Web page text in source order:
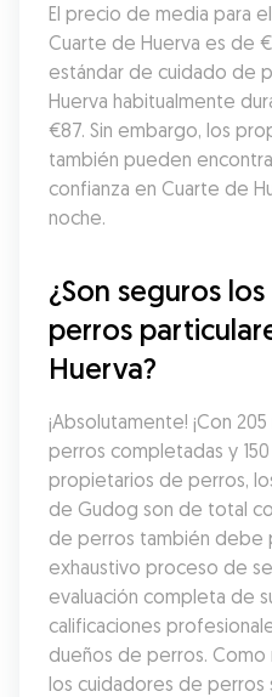
El precio de media para
Cuarte de Huerva es de
estándar de cuidado de
Huerva habitualmente
€87. Sin embargo, los
también pueden
confianza en Cuarte de
noche.
¿Son seguros
perros
Huerva?
¡Absolutamente! ¡Con
perros completadas y
propietarios de perros,
de Gudog son de total
de perros también debe
exhaustivo proceso de
evaluación completa de
calificaciones
dueños de perros. Como
los cuidadores de perros